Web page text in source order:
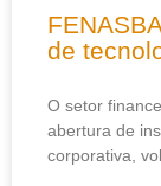
de
O setor
abertura de
corporativa,